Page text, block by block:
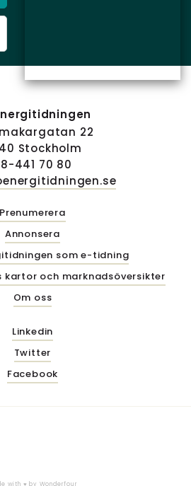
22
40 Stockholm
441 70 80
Prenumerera
Annonsera
som e-tidning
kartor och marknadsöversikter
Om oss
Linkedin
Twitter
Facebook
with ♥ by Wonderfour